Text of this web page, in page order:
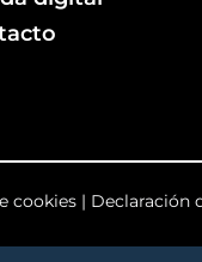
cookies| Declaración